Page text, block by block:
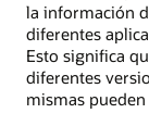
la información
diferentes
Esto significa
diferentes
mismas